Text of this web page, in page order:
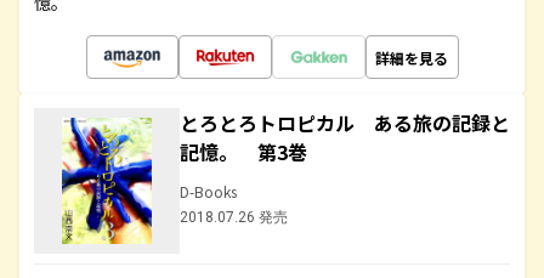
詳細を見る
とろとろトロピカル ある旅の記録と
記憶。 第3巻
D-Books
2018.07.26 発売